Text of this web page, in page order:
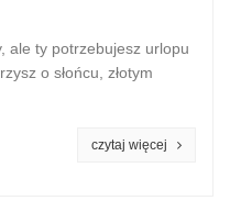
ale ty potrzebujesz urlopu
o słońcu, złotym